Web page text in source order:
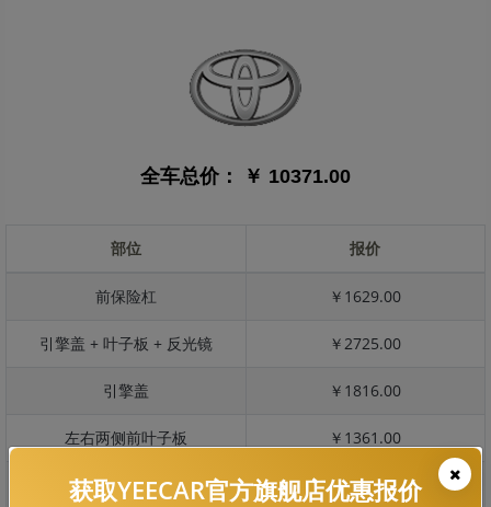
全车总价： ￥ 10371.00
部位 报价
前保险杠 ￥1629.00
引擎盖 + 叶子板 + 反光镜 ￥2725.00
引擎盖 ￥1816.00
左右两侧前叶子板 ￥1361.00
反光镜 ￥271.00
获取YEECAR官方旗舰店优惠报价